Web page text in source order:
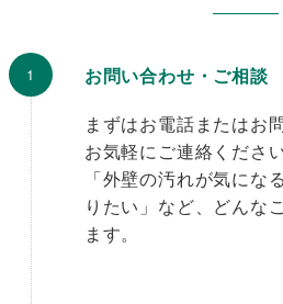
お問い合わせ・ご相談
まずはお電話またはお
お気軽にご連絡ください
「外壁の汚れが気にな
りたい」など、どんな
ます。